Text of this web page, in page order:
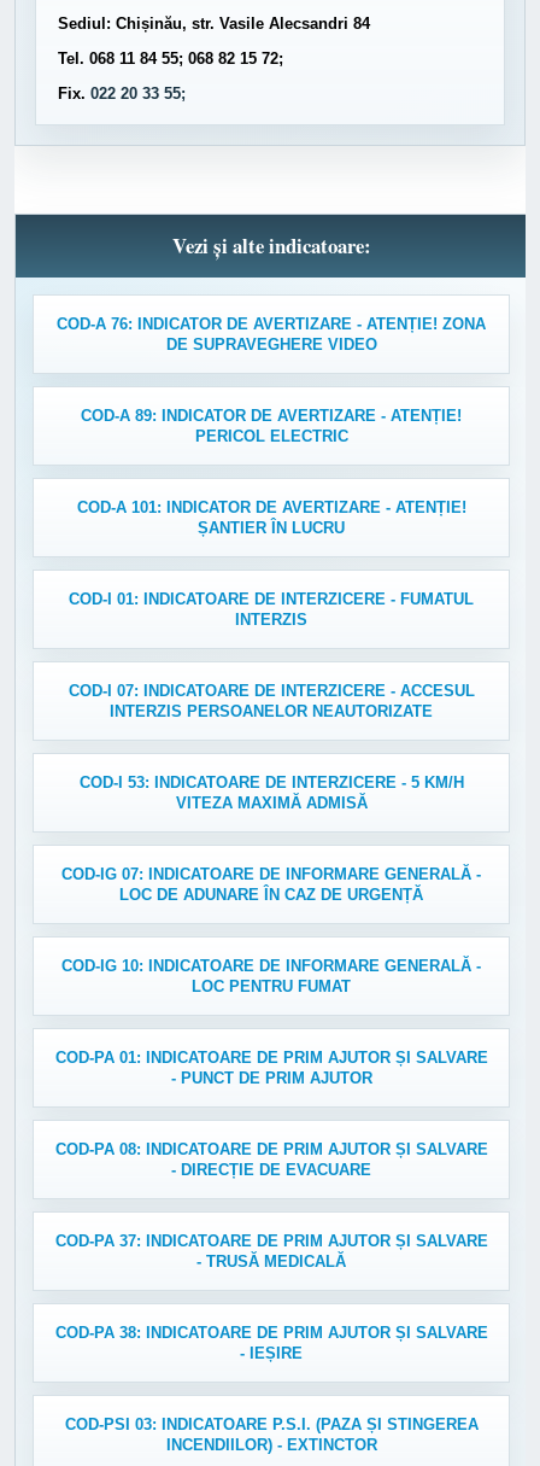
Sediul: Chișinău, str. Vasile Alecsandri 84
Tel. 068 11 84 55; 068 82 15 72;
Fix. 022 20 33 55;
Vezi și alte indicatoare:
COD-A 76: INDICATOR DE AVERTIZARE - ATENȚIE! ZONA
DE SUPRAVEGHERE VIDEO
COD-A 89: INDICATOR DE AVERTIZARE - ATENȚIE!
PERICOL ELECTRIC
COD-A 101: INDICATOR DE AVERTIZARE - ATENȚIE!
ȘANTIER ÎN LUCRU
COD-I 01: INDICATOARE DE INTERZICERE - FUMATUL
INTERZIS
COD-I 07: INDICATOARE DE INTERZICERE - ACCESUL
INTERZIS PERSOANELOR NEAUTORIZATE
COD-I 53: INDICATOARE DE INTERZICERE - 5 KM/H
VITEZA MAXIMĂ ADMISĂ
COD-IG 07: INDICATOARE DE INFORMARE GENERALĂ -
LOC DE ADUNARE ÎN CAZ DE URGENȚĂ
COD-IG 10: INDICATOARE DE INFORMARE GENERALĂ -
LOC PENTRU FUMAT
COD-PA 01: INDICATOARE DE PRIM AJUTOR ȘI SALVARE
- PUNCT DE PRIM AJUTOR
COD-PA 08: INDICATOARE DE PRIM AJUTOR ȘI SALVARE
- DIRECȚIE DE EVACUARE
COD-PA 37: INDICATOARE DE PRIM AJUTOR ȘI SALVARE
- TRUSĂ MEDICALĂ
COD-PA 38: INDICATOARE DE PRIM AJUTOR ȘI SALVARE
- IEȘIRE
COD-PSI 03: INDICATOARE P.S.I. (PAZA ȘI STINGEREA
INCENDIILOR) - EXTINCTOR